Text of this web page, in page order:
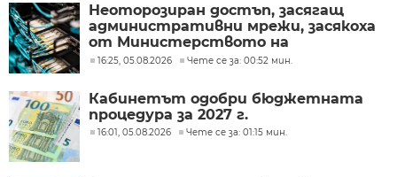
Неоторозиран достъп, засягащ
административни мрежи, засякоха
от Министерството на
иновациите
16:25, 05.08.2026 Чете се за: 00:52 мин.
Кабинетът одобри бюджетната
процедура за 2027 г.
16:01, 05.08.2026 Чете се за: 01:15 мин.